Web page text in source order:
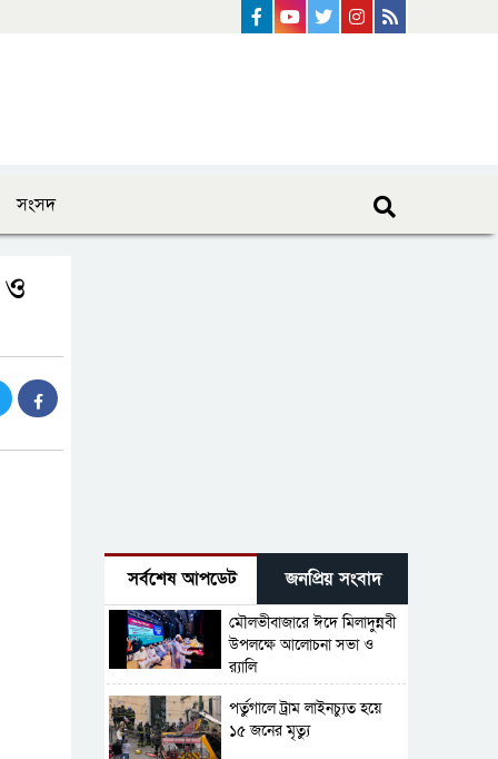
instagram
Twitter
Youtube
Facebook
সংসদ
ও
সর্বশেষ আপডেট জনপ্রিয় সংবাদ
মৌলভীবাজারে ঈদে মিলাদুন্নবী
উপলক্ষে আলোচনা সভা ও
র‍্যালি
পর্তুগালে ট্রাম লাইনচ্যুত হয়ে
১৫ জনের মৃত্যু